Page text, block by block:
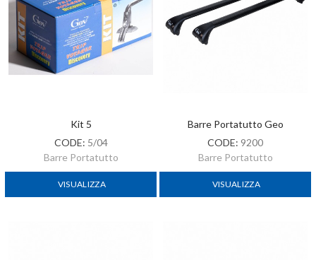
Kit 5
CODE: 5/04
Barre Portatutto
VISUALIZZA
Barre Portatutto Geo
CODE: 9200
Barre Portatutto
VISUALIZZA